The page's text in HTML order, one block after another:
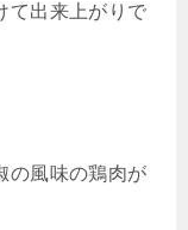
て出来上がりで
の風味の鶏肉が